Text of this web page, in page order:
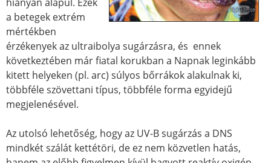
a betegek extrém
mértékben
érzékenyek az ultraibolya sugárzásra, és ennek
következtében már fiatal korukban a Napnak leginkább
kitett helyeken (pl. arc) súlyos bőrrákok alakulnak ki,
többféle szövettani típus, többféle forma egyidejű
megjelenésével.
Az utolsó lehetőség, hogy az UV-B sugárzás a DNS
mindkét szálát kettétöri, de ez nem közvetlen hatás,